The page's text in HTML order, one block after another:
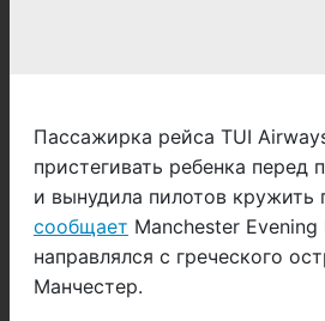
Пассажирка рейса TUI
пристегивать ребенка перед
и вынудила пилотов кружить
сообщает Manchester
направлялся с греческого
Манчестер.